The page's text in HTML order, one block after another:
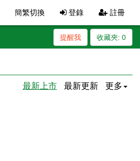
簡繁切換 登錄 註冊
收藏夾: 0
提醒我
最新上市 最新更新 更多